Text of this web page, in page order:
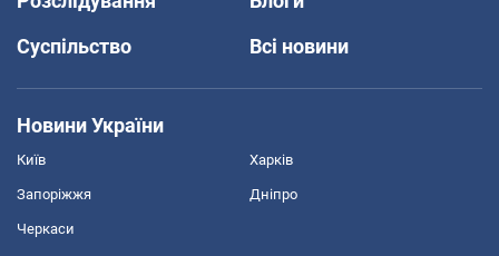
Суспільство
Всі новини
Новини України
Київ Харків
Запоріжжя Дніпро
Черкаси